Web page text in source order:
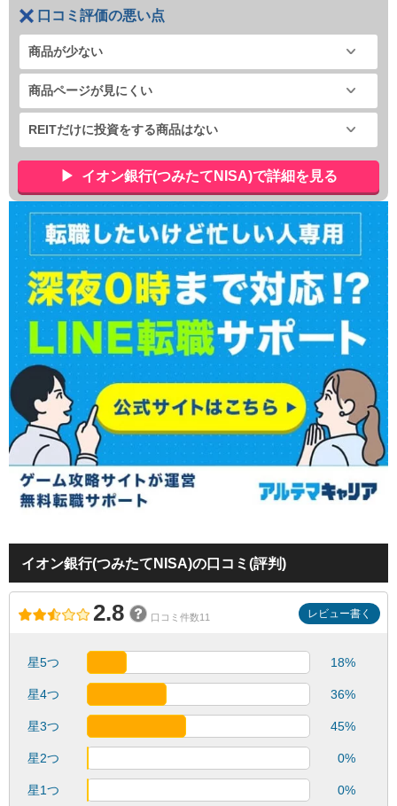
口コミ評価の悪い点
商品が少ない
商品ページが見にくい
REITだけに投資をする商品はない
イオン銀行(つみたてNISA)で詳細を見る
イオン銀行(つみたてNISA)の口コミ(評判)
2.8 口コミ件数11 レビュー書く
星5つ 18%
星4つ 36%
星3つ 45%
星2つ 0%
星1つ 0%